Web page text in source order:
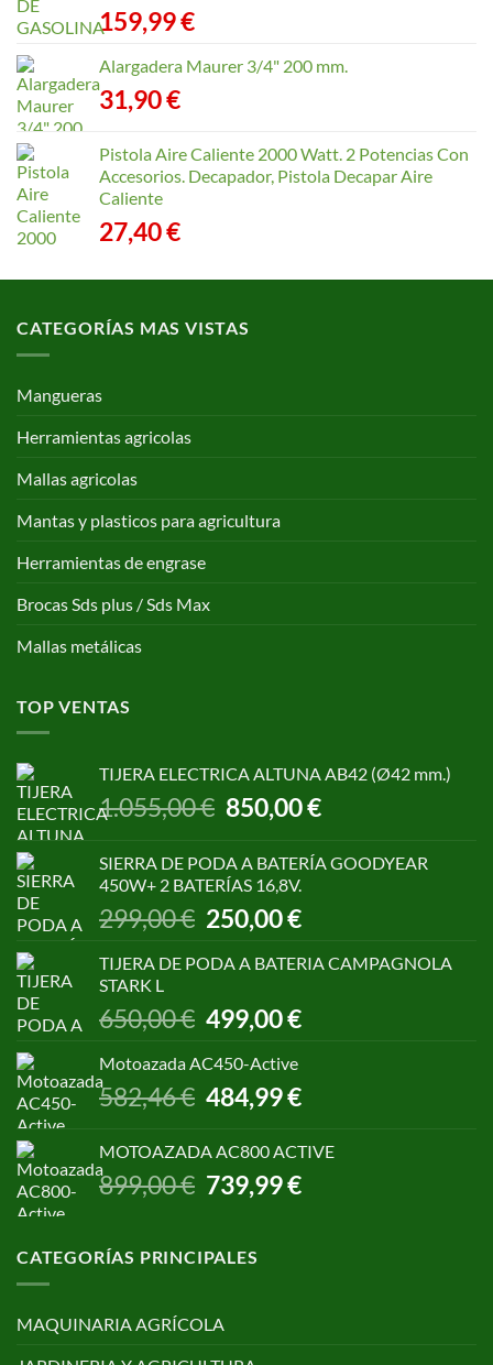
159,99€
Alargadera Maurer 3/4" 200 mm.
31,90€
Pistola Aire Caliente 2000 Watt. 2 Potencias Con
Accesorios. Decapador, Pistola Decapar Aire
Caliente
27,40€
CATEGORÍAS MAS VISTAS
Mangueras
Herramientas agricolas
Mallas agricolas
Mantas y plasticos para agricultura
Herramientas de engrase
Brocas Sds plus / Sds Max
Mallas metálicas
TOP VENTAS
TIJERA ELECTRICA ALTUNA AB42 (Ø42 mm.)
1.055,00€ El
precio
era:
1.055,00 €.
850,00€El
es:
SIERRA DE PODA A BATERÍA GOODYEAR
450W+ 2 BATERÍAS 16,8V.
299,00€ El
precio
original
299,00 €.
250,00€El
actual
250,00 €.
TIJERA DE PODA A BATERIA CAMPAGNOLA
STARK L
650,00€
El
precio
original
650,00 €.
499,00€El
499,00 €.
Motoazada AC450-Active
582,46€
El
precio
era:
582,46 €.
484,99€El
es:
484,99 €.
MOTOAZADA AC800 ACTIVE
899,00€ El
precio
era:
739,99€El
CATEGORÍAS PRINCIPALES
MAQUINARIA AGRÍCOLA